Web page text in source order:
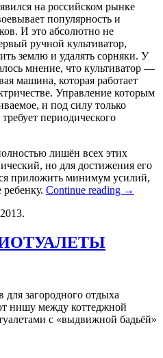
на российском рынке
популярность и
И это абсолютно не
ручной культиватор,
землю и удалять сорняки. У
мнение, что культиватор —
машина, которая работает
Управление которым
и под силу только
периодического
лишён всех этих
но для достижения его
приложить минимум усилий,
Continue reading →
загородного отдыха
нишу между коттеджной
с «выдвижной бадьёй»